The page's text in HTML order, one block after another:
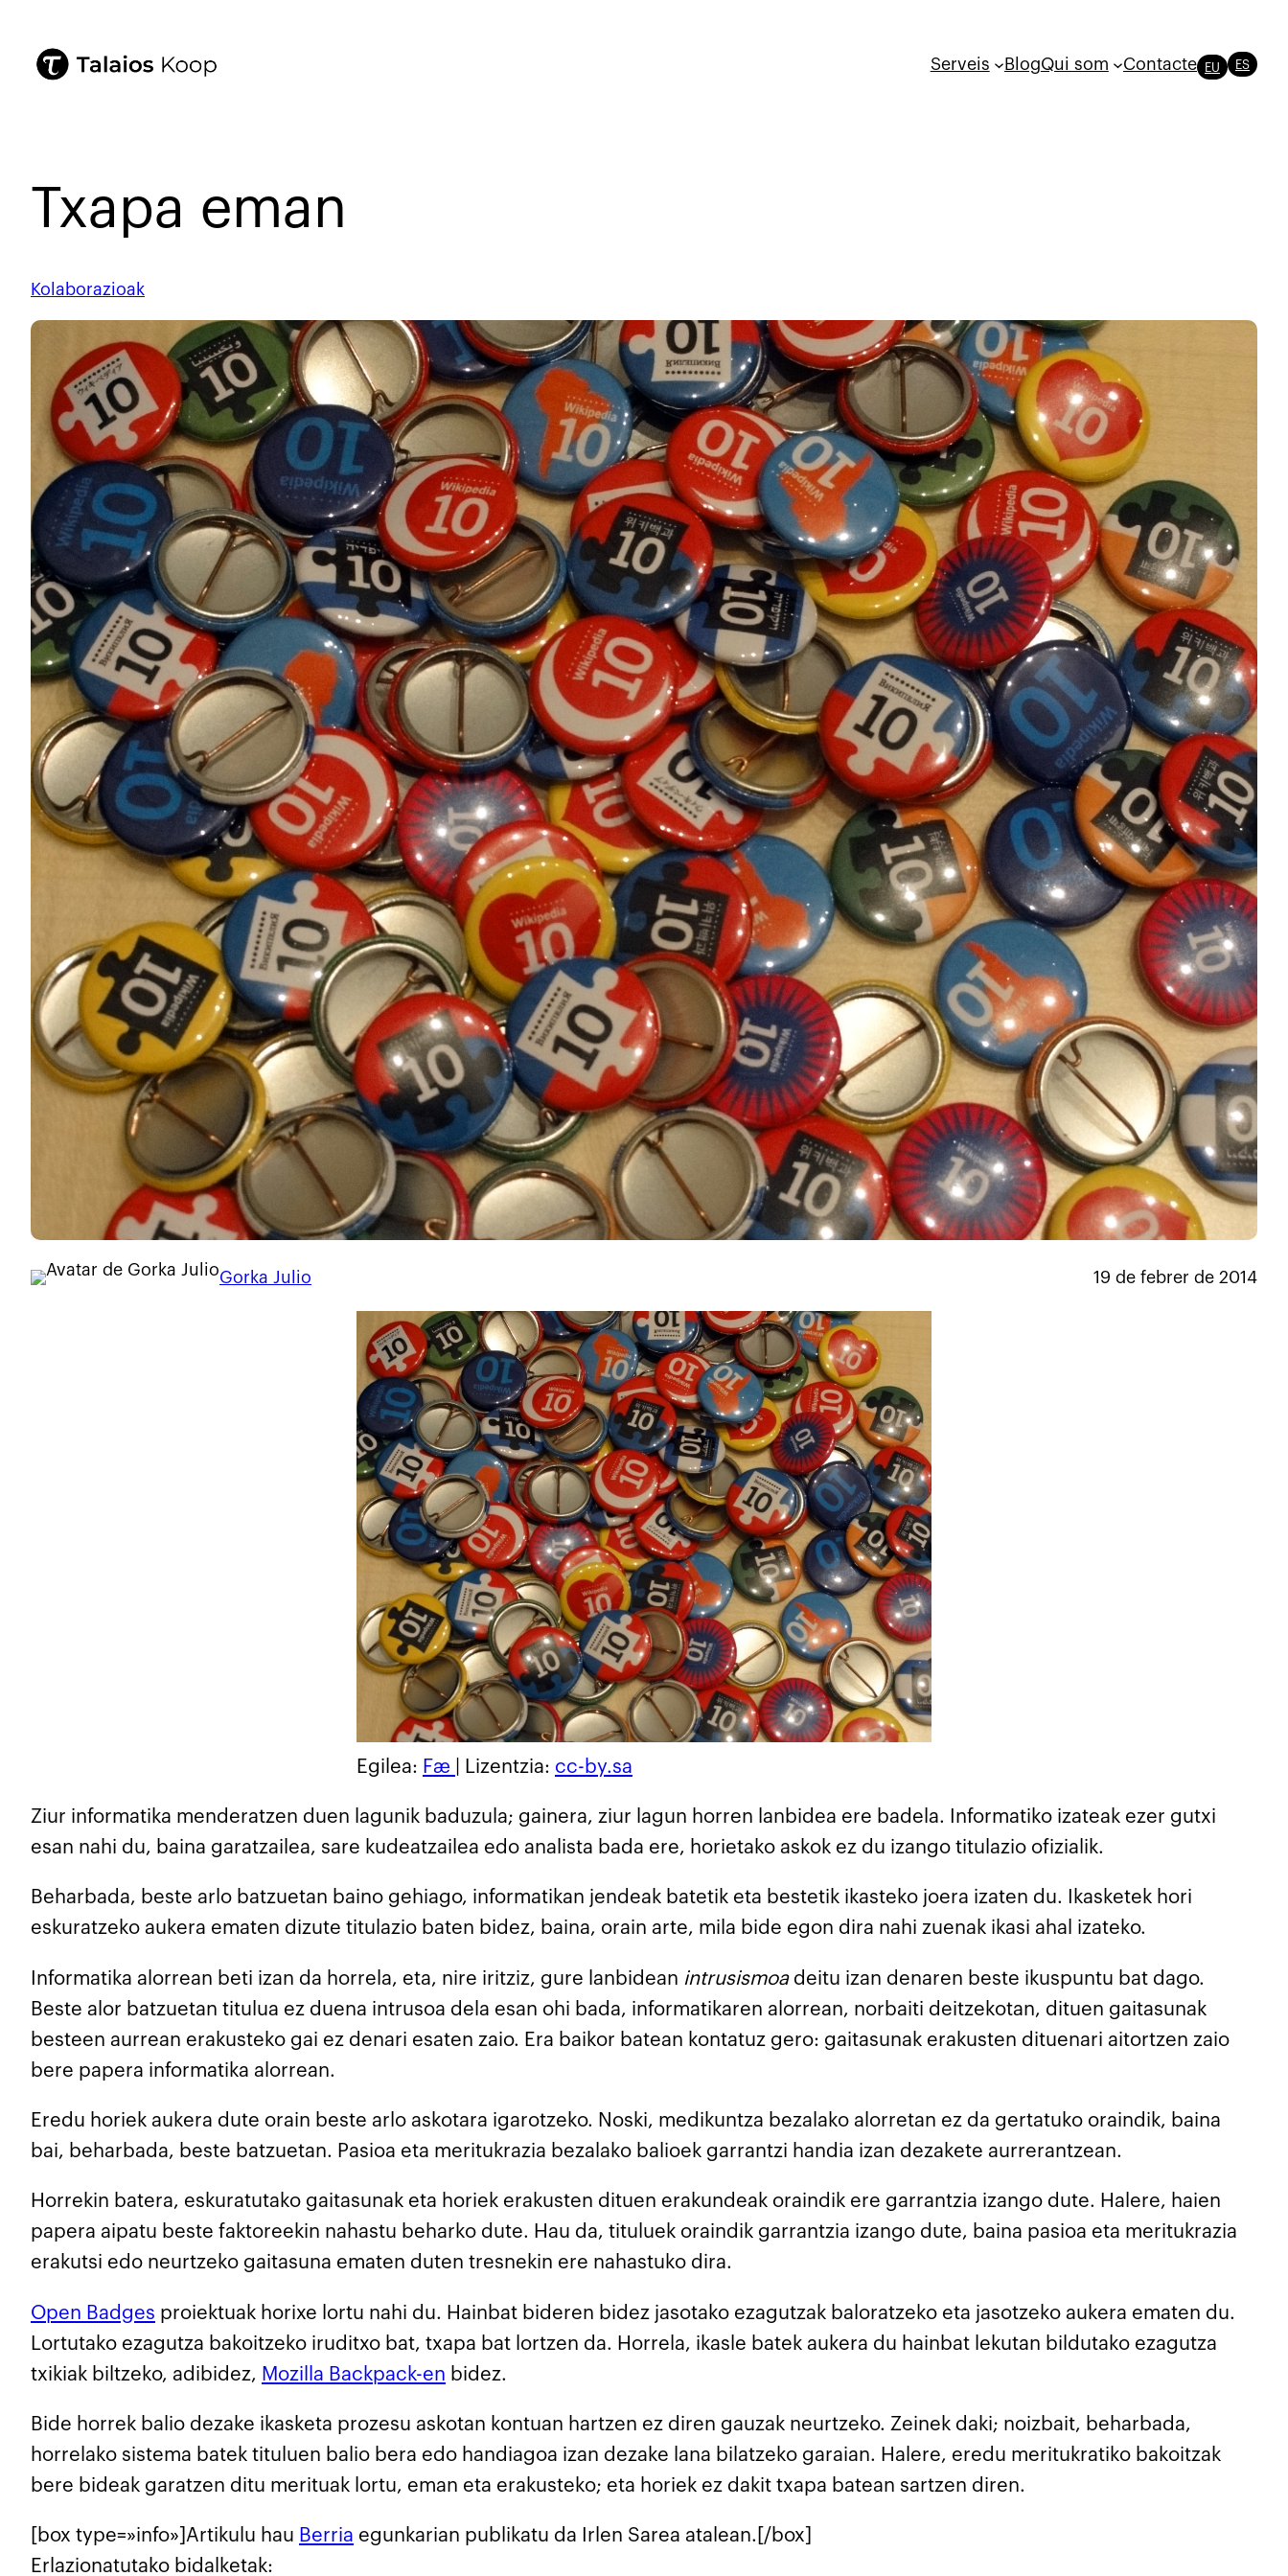
Serveis BlogQui som Contacte EU ES
Txapa eman
Kolaborazioak
Gorka Julio 19 de febrer de 2014
Egilea: Fæ | Lizentzia: cc-by.sa
Ziur informatika menderatzen duen lagunik baduzula; gainera, ziur lagun horren lanbidea ere badela. Informatiko izateak ezer gutxi
esan nahi du, baina garatzailea, sare kudeatzailea edo analista bada ere, horietako askok ez du izango titulazio ofizialik.
Beharbada, beste arlo batzuetan baino gehiago, informatikan jendeak batetik eta bestetik ikasteko joera izaten du. Ikasketek hori
eskuratzeko aukera ematen dizute titulazio baten bidez, baina, orain arte, mila bide egon dira nahi zuenak ikasi ahal izateko.
Informatika alorrean beti izan da horrela, eta, nire iritziz, gure lanbidean intrusismoa deitu izan denaren beste ikuspuntu bat dago.
Beste alor batzuetan titulua ez duena intrusoa dela esan ohi bada, informatikaren alorrean, norbaiti deitzekotan, dituen gaitasunak
besteen aurrean erakusteko gai ez denari esaten zaio. Era baikor batean kontatuz gero: gaitasunak erakusten dituenari aitortzen zaio
bere papera informatika alorrean.
Eredu horiek aukera dute orain beste arlo askotara igarotzeko. Noski, medikuntza bezalako alorretan ez da gertatuko oraindik, baina
bai, beharbada, beste batzuetan. Pasioa eta meritukrazia bezalako balioek garrantzi handia izan dezakete aurrerantzean.
Horrekin batera, eskuratutako gaitasunak eta horiek erakusten dituen erakundeak oraindik ere garrantzia izango dute. Halere, haien
papera aipatu beste faktoreekin nahastu beharko dute. Hau da, tituluek oraindik garrantzia izango dute, baina pasioa eta meritukrazia
erakutsi edo neurtzeko gaitasuna ematen duten tresnekin ere nahastuko dira.
Open Badges proiektuak horixe lortu nahi du. Hainbat bideren bidez jasotako ezagutzak baloratzeko eta jasotzeko aukera ematen du.
Lortutako ezagutza bakoitzeko iruditxo bat, txapa bat lortzen da. Horrela, ikasle batek aukera du hainbat lekutan bildutako ezagutza
txikiak biltzeko, adibidez, Mozilla Backpack-en bidez.
Bide horrek balio dezake ikasketa prozesu askotan kontuan hartzen ez diren gauzak neurtzeko. Zeinek daki; noizbait, beharbada,
horrelako sistema batek tituluen balio bera edo handiagoa izan dezake lana bilatzeko garaian. Halere, eredu meritukratiko bakoitzak
bere bideak garatzen ditu merituak lortu, eman eta erakusteko; eta horiek ez dakit txapa batean sartzen diren.
[box type=»info»]Artikulu hau Berria egunkarian publikatu da Irlen Sarea atalean.[/box]
Erlazionatutako bidalketak: